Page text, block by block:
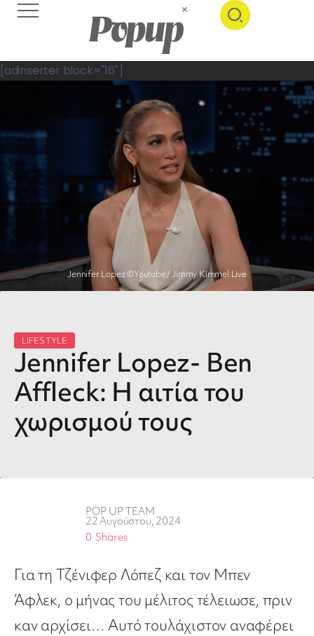
[adinserter block="16"]
LIFESTYLE
Jennifer Lopez- Ben
Affleck: H αιτία του
χωρισμού τους
Jennifer Lopez ©Youtube/ Jimmy Kimmel Live
POP UP TEAM
22 Αυγούστου, 2024
Shares
0
Για τη Τζένιφερ Λόπεζ και τον Μπεν
Άφλεκ, ο μήνας του μέλιτος τέλειωσε, πριν
καν αρχίσει… Αυτό τουλάχιστον αναφέρει